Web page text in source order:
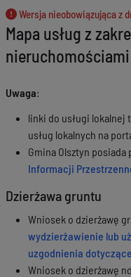
Wersja nieobowiązująca z
Mapa usług z
nieruchomościami
Uwaga:
linki do usługi
usług lokalnych na
Gmina Olsztyn
Informacji
Dzierżawa gruntu
Wniosek o dzierżawę
wydzierżawienie lub
uzgodnienia
Wniosek o dzierżawę